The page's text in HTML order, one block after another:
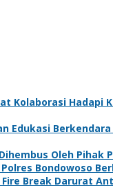
Kolaborasi Hadapi
Edukasi
Oleh Pihak
Bondowoso
Break Darurat